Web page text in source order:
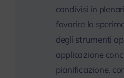
condivisi in
favorire la
degli strumenti
applicazione
pianificazione,